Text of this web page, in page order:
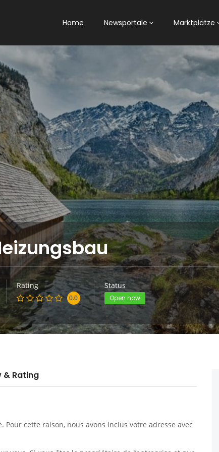
Home Newsportale Marktplätze
Rating
0.0
Status
Open now
& Rating
cette raison, nous avons inclus votre adresse avec